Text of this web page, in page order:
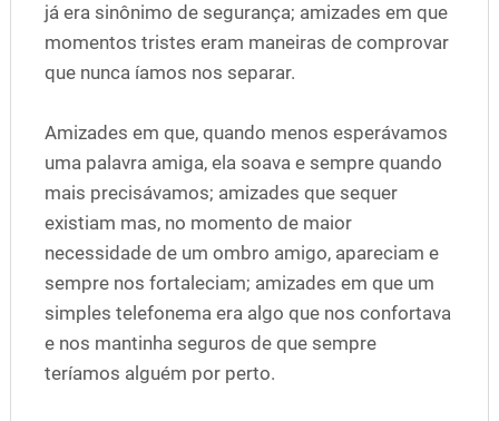
já era sinônimo de segurança; amizades em que
momentos tristes eram maneiras de comprovar
que nunca íamos nos separar.
Amizades em que, quando menos esperávamos
uma palavra amiga, ela soava e sempre quando
mais precisávamos; amizades que sequer
existiam mas, no momento de maior
necessidade de um ombro amigo, apareciam e
sempre nos fortaleciam; amizades em que um
simples telefonema era algo que nos confortava
e nos mantinha seguros de que sempre
teríamos alguém por perto.